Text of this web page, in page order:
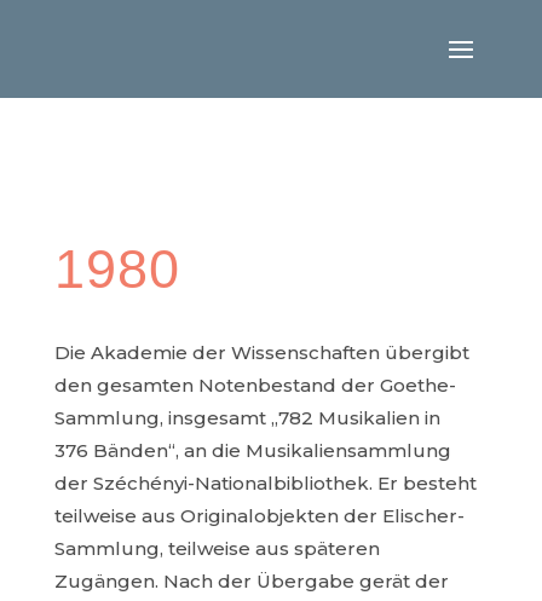
1980
Die Akademie der Wissenschaften übergibt
den gesamten Notenbestand der Goethe-
Sammlung, insgesamt „782 Musikalien in
376 Bänden“, an die Musikaliensammlung
der Széchényi-Nationalbibliothek. Er besteht
teilweise aus Originalobjekten der Elischer-
Sammlung, teilweise aus späteren
Zugängen. Nach der Übergabe gerät der